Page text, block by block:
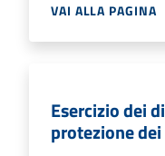
VAI ALLA PAGINA
Esercizio dei
protezione